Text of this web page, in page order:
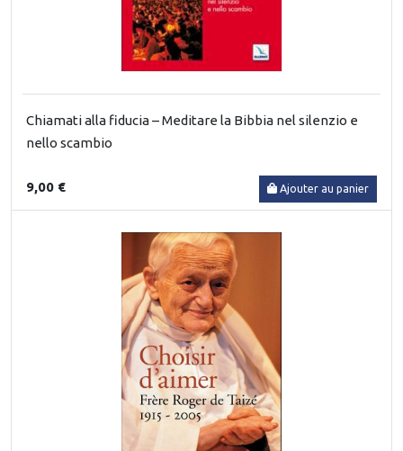
Chiamati alla fiducia – Meditare la Bibbia nel silenzio e
nello scambio
9,00 € Ajouter au panier